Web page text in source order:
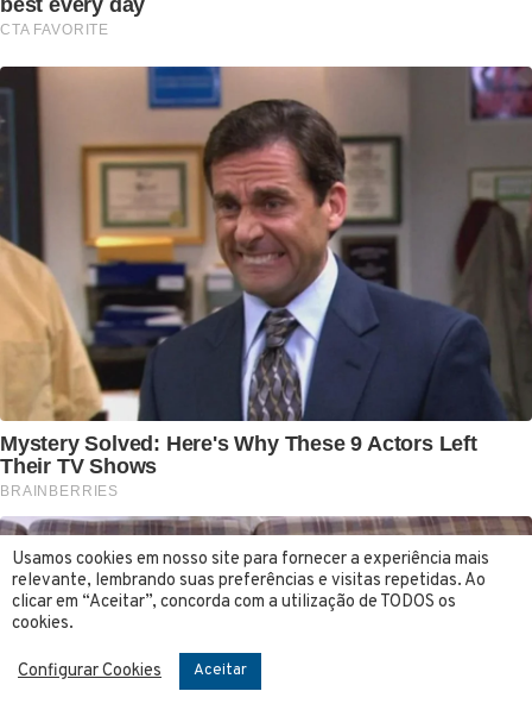
Usamos cookies em nosso site para fornecer a experiência mais
relevante, lembrando suas preferências e visitas repetidas. Ao
clicar em “Aceitar”, concorda com a utilização de TODOS os
cookies.
Configurar Cookies Aceitar